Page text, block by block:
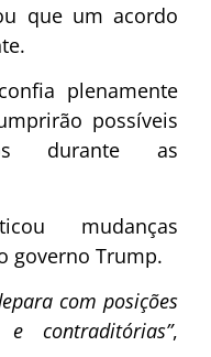
que um acordo
plenamente
possíveis
durante as
mudanças
governo Trump.
com posições
e contraditórias”,